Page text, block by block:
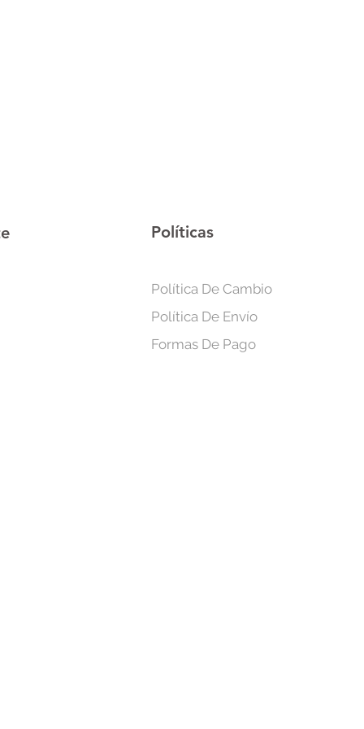
Políticas
Política De Cambio
Política De Envío
Formas De Pago